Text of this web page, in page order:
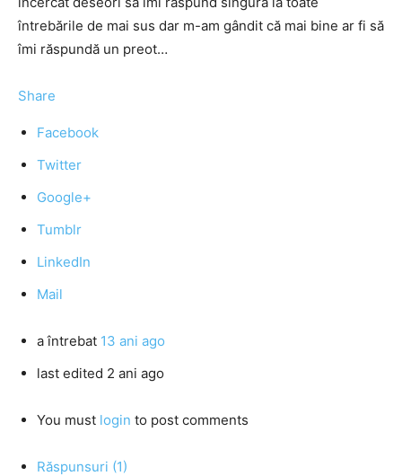
întrebările de mai sus dar m-am gândit că mai bine ar fi să
îmi răspundă un preot…
Share
Facebook
Twitter
Google+
Tumblr
LinkedIn
Mail
a întrebat 13 ani ago
last edited 2 ani ago
You must login to post comments
Răspunsuri (1)